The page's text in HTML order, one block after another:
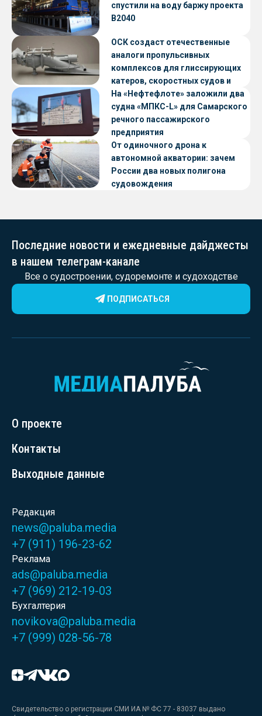
спустили на воду баржу проекта
В2040
ОСК создаст отечественные
аналоги пропульсивных
комплексов для глиссирующих
катеров, скоростных судов и
судов с малой осадкой
На «Нефтефлоте» заложили два
судна «МПКС-L» для Самарского
речного пассажирского
предприятия
От одиночного дрона к
автономной акватории: зачем
России два новых полигона
судовождения
Последние новости и ежедневные дайджесты
в нашем телеграм-канале
Все о судостроении, судоремонте и судоходстве
ПОДПИСАТЬСЯ
О проекте
Контакты
Выходные данные
Редакция
news@paluba.media
+7 (911) 196-23-62
Реклама
ads@paluba.media
+7 (969) 212-19-03
Бухгалтерия
novikova@paluba.media
+7 (999) 028-56-78
Свидетельство о регистрации СМИ ИА № ФС 77 - 83037 выдано